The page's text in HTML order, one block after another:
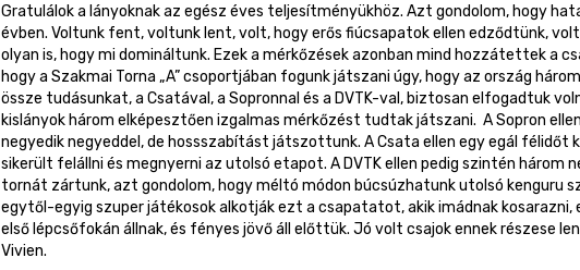
Gratulálok a lányoknak az egész éves teljesítményükhöz. Azt gondolom, hogy
évben. Voltunk fent, voltunk lent, volt, hogy erős fiúcsapatok ellen edződtünk,
olyan is, hogy mi domináltunk. Ezek a mérkőzések azonban mind hozzátettek a
hogy a Szakmai Torna „A” csoportjában fogunk játszani úgy, hogy az ország
össze tudásunkat, a Csatával, a Sopronnal és a DVTK-val, biztosan elfogadtuk
kislányok három elképesztően izgalmas mérkőzést tudtak játszani. A Sopron
negyedik negyeddel, de hossszabítást játszottunk. A Csata ellen egy egál félidőt
sikerült felállni és megnyerni az utolsó etapot. A DVTK ellen pedig szintén
tornát zártunk, azt gondolom, hogy méltó módon búcsúzhatunk utolsó kenguru
egytől-egyig szuper játékosok alkotják ezt a csapatatot, akik imádnak kosarazni,
első lépcsőfokán állnak, és fényes jövő áll előttük. Jó volt csajok ennek részese
Vivien.